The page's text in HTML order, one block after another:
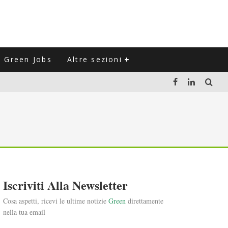
Green Jobs Altre sezioni
L'ITALIA
Iscriviti Alla Newsletter
Cosa aspetti, ricevi le ultime notizie Green direttamente
nella tua email